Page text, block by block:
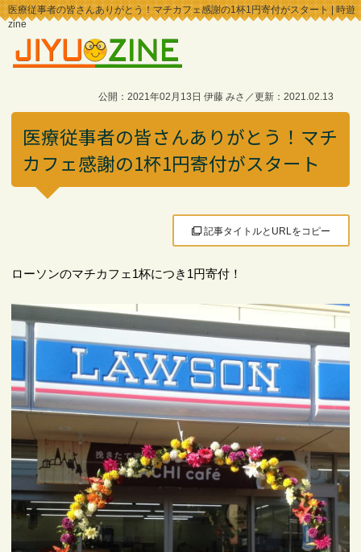
医療従事者の皆さんありがとう！マチカフェ感謝の1杯1円寄付がスタート | 時遊
zine
公開：2021年02月13日 伊藤 みさ／更新：2021.02.13
医療従事者の皆さんありがとう！マチ
カフェ感謝の1杯1円寄付がスタート
記事タイトルとURLをコピー
ローソンのマチカフェ1杯につき1円寄付！